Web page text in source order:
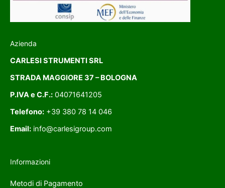
Azienda
CARLESI STRUMENTI SRL
STRADA MAGGIORE 37 – BOLOGNA
P.IVA e C.F.: 04071641205
Telefono: +39 380 78 14 046
Email: info@carlesigroup.com
Informazioni
Metodi di Pagamento